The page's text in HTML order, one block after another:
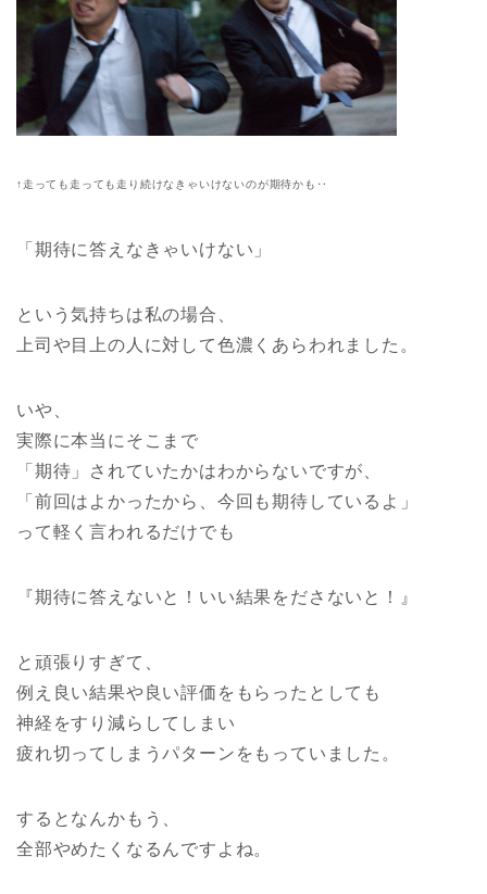
↑走っても走っても走り続けなきゃいけないのが期待かも‥
「期待に答えなきゃいけない」
という気持ちは私の場合、
上司や目上の人に対して色濃くあらわれました。
いや、
実際に本当にそこまで
「期待」されていたかはわからないですが、
「前回はよかったから、今回も期待しているよ」
って軽く言われるだけでも
『期待に答えないと！いい結果をださないと！』
と頑張りすぎて、
例え良い結果や良い評価をもらったとしても
神経をすり減らしてしまい
疲れ切ってしまうパターンをもっていました。
するとなんかもう、
全部やめたくなるんですよね。